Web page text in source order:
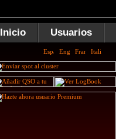
Inicio Usuarios